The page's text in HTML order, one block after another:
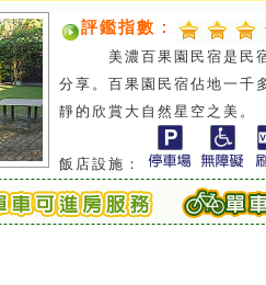
評鑑指數 ：
美濃百果園民宿是民宿
分享。百果園民宿佔地一千
靜的欣賞大自然星空之美。
飯店設施：